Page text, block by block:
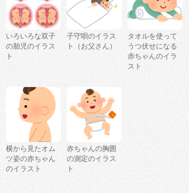
いろいろな双子
の胎児のイラス
ト
子守唄のイラス
ト（お父さん）
タオルを使って
うつ伏せになる
赤ちゃんのイラ
スト
横から見たオム
ツ姿の赤ちゃん
のイラスト
赤ちゃんの胸囲
の測定のイラス
ト